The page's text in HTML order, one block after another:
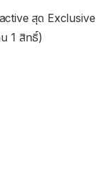
สุด Exclusive
1 สิทธิ์)